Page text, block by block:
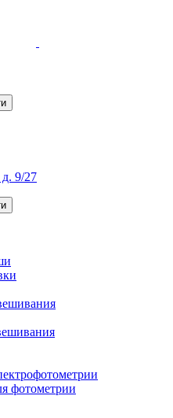
9/27
фотометрии